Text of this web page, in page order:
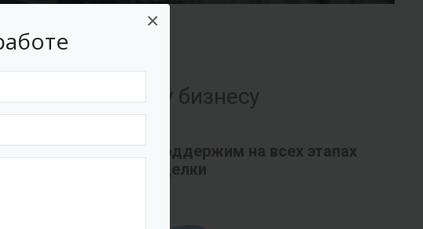
×
вашему бизнесу
Поддержим на всех этапах
сделки